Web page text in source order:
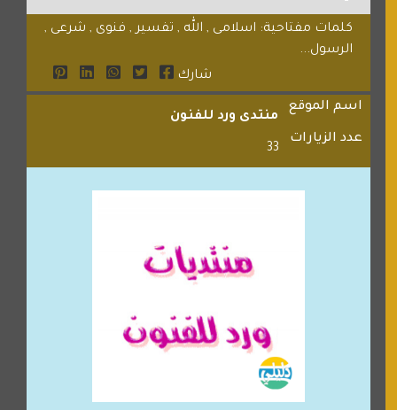
كلمات مفتاحية: اسلامى , الله , تفسير , فنوى , شرعى ,
الرسول...
شارك
اسم الموقع
منتدى ورد للفنون
عدد الزيارات
33